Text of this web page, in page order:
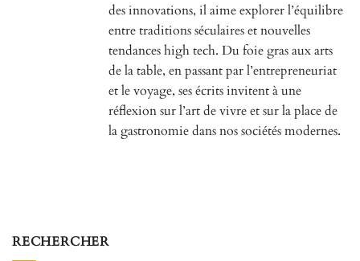
des innovations, il aime explorer l’équilibre
entre traditions séculaires et nouvelles
tendances high tech. Du foie gras aux arts
de la table, en passant par l’entrepreneuriat
et le voyage, ses écrits invitent à une
réflexion sur l’art de vivre et sur la place de
la gastronomie dans nos sociétés modernes.
RECHERCHER